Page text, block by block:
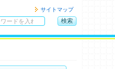
サイトマップ
検索